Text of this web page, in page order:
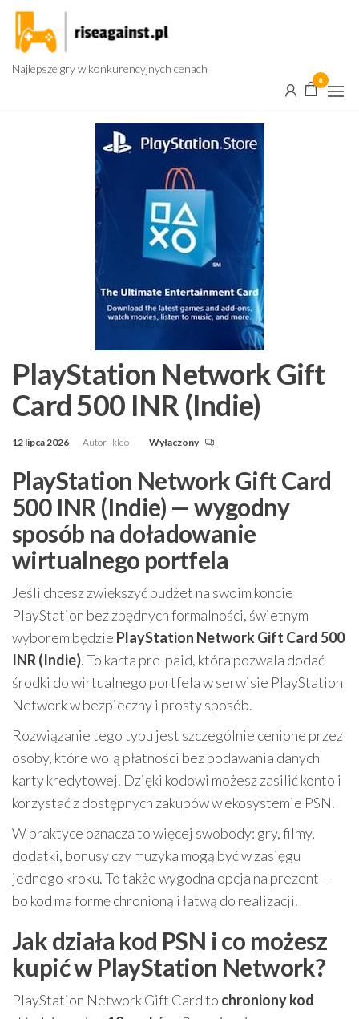
Przejdź
treści
Najlepsze gry w konkurencyjnych cenach
0
PlayStation Network Gift
Card 500 INR (Indie)
12 lipca 2026 Autor kleo Wyłączony
PlayStation Network Gift Card
500 INR (Indie) — wygodny
sposób na doładowanie
wirtualnego portfela
Jeśli chcesz zwiększyć budżet na swoim koncie
PlayStation bez zbędnych formalności, świetnym
wyborem będzie PlayStation Network Gift Card 500
INR (Indie). To karta pre-paid, która pozwala dodać
środki do wirtualnego portfela w serwisie PlayStation
Network w bezpieczny i prosty sposób.
Rozwiązanie tego typu jest szczególnie cenione przez
osoby, które wolą płatności bez podawania danych
karty kredytowej. Dzięki kodowi możesz zasilić konto i
korzystać z dostępnych zakupów w ekosystemie PSN.
W praktyce oznacza to więcej swobody: gry, filmy,
dodatki, bonusy czy muzyka mogą być w zasięgu
jednego kroku. To także wygodna opcja na prezent —
bo kod ma formę chronioną i łatwą do realizacji.
Jak działa kod PSN i co możesz
kupić w PlayStation Network?
PlayStation Network Gift Card to chroniony kod